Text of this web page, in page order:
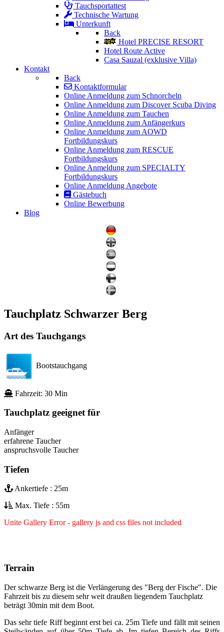
Tauchsportattest
Technische Wartung
Unterkunft
Back
Hotel PRECISE RESORT
Hotel Route Active
Casa Sauzal (exklusive Villa)
Kontakt
Back
Kontaktformular
Online Anmeldung zum Schnorcheln
Online Anmeldung zum Discover Scuba Diving
Online Anmeldung zum Tauchen
Online Anmeldung zum Anfängerkurs
Online Anmeldung zum AOWD
Fortbildungskurs
Online Anmeldung zum RESCUE
Fortbildungskurs
Online Anmeldung zum SPECIALTY
Fortbildungskurs
Online Anmeldung Angebote
Gästebuch
Online Bewerbung
Blog
Tauchplatz Schwarzer Berg
Art des Tauchgangs
Bootstauchgang
Fahrzeit: 30 Min
Tauchplatz geeignet für
Anfänger
erfahrene Taucher
anspruchsvolle Taucher
Tiefen
Ankertiefe : 25m
Max. Tiefe : 55m
Unite Gallery Error - gallery js and css files not included
Terrain
Der schwarze Berg ist die Verlängerung des "Berg der Fische". Die
Fahrzeit bis zu diesem sehr weit draußen liegendem Tauchplatz
beträgt 30min mit dem Boot.
Das sehr tiefe Riff beginnt erst bei ca. 25m Tiefe und fällt mit seinen